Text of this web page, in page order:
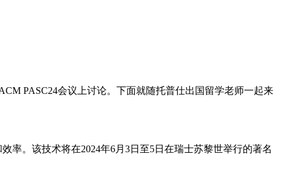
PASC24会议上讨论。下面就随托普仕出国留学老师一起来
。该技术将在2024年6月3日至5日在瑞士苏黎世举行的著名